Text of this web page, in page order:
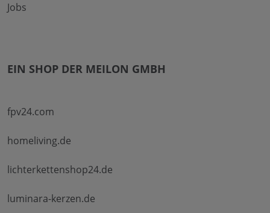
Jobs
EIN SHOP DER MEILON GMBH
fpv24.com
homeliving.de
lichterkettenshop24.de
luminara-kerzen.de